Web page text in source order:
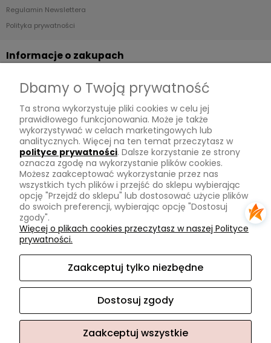
Regulamin Newslettera
Polityka prywatności
Informacje o zakupach
Płatności
Zwroty
Tu mnie znajdziesz
Kontakt
O mnie
Instagram
Na skróty
Promocje
Sklep internetowy Shoper.pl
Dbamy o Twoją prywatność
Ta strona wykorzystuje pliki cookies w celu jej
prawidłowego funkcjonowania. Może je także
wykorzystywać w celach marketingowych lub
analitycznych. Więcej na ten temat przeczytasz w
polityce prywatności. Dalsze korzystanie ze strony
oznacza zgodę na wykorzystanie plików cookies.
Możesz zaakceptować wykorzystanie przez nas
wszystkich tych plików i przejść do sklepu wybierając
opcję "Przejdź do sklepu" lub dostosować użycie plików
do swoich preferencji, wybierając opcję "Dostosuj
zgody".
Więcej o plikach cookies przeczytasz w naszej Polityce
prywatności.
Zaakceptuj tylko niezbędne
Dostosuj zgody
Zaakceptuj wszystkie